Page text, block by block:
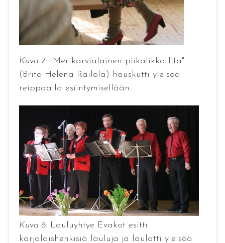
Kuva 7:"Merikarvialainen piikalikka Iita"
(Brita-Helena Railola) hauskutti yleisöä
reippaalla esiintymisellään.
Kuva 8:Lauluyhtye Evakot esitti
karjalaishenkisiä lauluja ja laulatti yleisöä.